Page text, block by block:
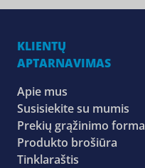
KLIENTŲ
APTARNAVIMAS
Apie mus
Susisiekite su mumis
Prekių grąžinimo forma
Produkto brošiūra
Tinklaraštis